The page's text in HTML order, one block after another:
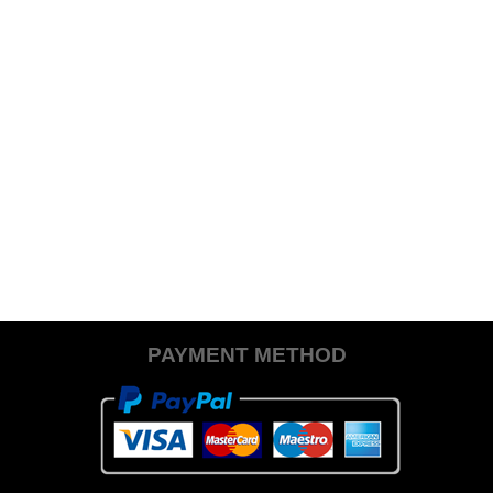
PAYMENT METHOD